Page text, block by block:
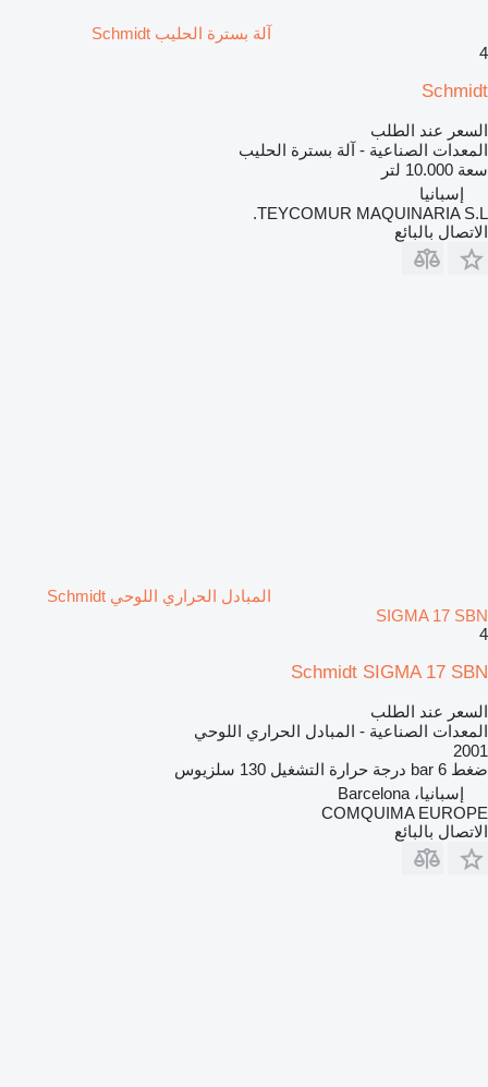
آلة بسترة الحليب Schmidt
4
Schmidt
السعر عند الطلب
المعدات الصناعية - آلة بسترة الحليب
سعة 10.000 لتر
إسبانيا
TEYCOMUR MAQUINARIA S.L.
الاتصال بالبائع
المبادل الحراري اللوحي Schmidt
SIGMA 17 SBN
4
Schmidt SIGMA 17 SBN
السعر عند الطلب
المعدات الصناعية - المبادل الحراري اللوحي
2001
ضغط 6 bar درجة حرارة التشغيل 130 سلزيوس
إسبانيا، Barcelona
COMQUIMA EUROPE
الاتصال بالبائع